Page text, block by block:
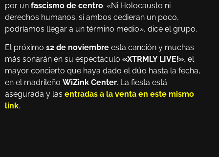
por un fascismo de centro. «Ni Holocausto ni
derechos humanos; si ambos cedieran un poco,
podríamos llegar a un término medio», dice el grupo.
El próximo 12 de noviembre esta canción y muchas
más sonarán en su espectáculo «XTRMLY LIVE!», el
mayor concierto que haya dado el dúo hasta la fecha,
en el madrileño WiZink Center. La fiesta está
asegurada y las entradas a la venta en este mismo
link.